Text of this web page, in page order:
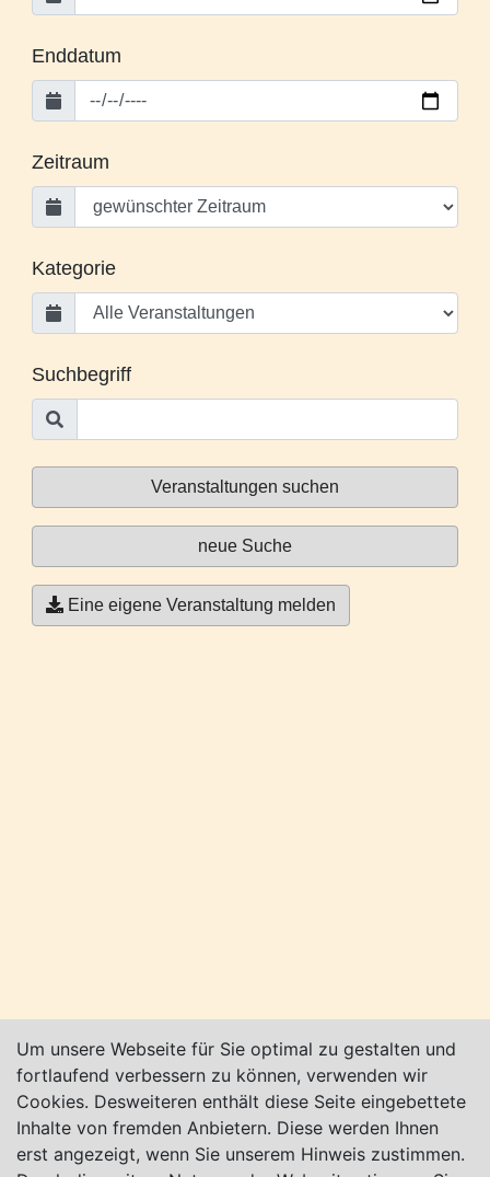
Enddatum
Zeitraum
Kategorie
Suchbegriff
Veranstaltungen suchen
neue Suche
Eine eigene Veranstaltung melden
Alle Veranstaltungen finden Sie hier unter
Um unsere Webseite für Sie optimal zu gestalten und
fortlaufend verbessern zu können, verwenden wir
Cookies. Desweiteren enthält diese Seite eingebettete
Inhalte von fremden Anbietern. Diese werden Ihnen
erst angezeigt, wenn Sie unserem Hinweis zustimmen.